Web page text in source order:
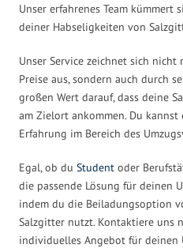
Unser erfahrenes Team kümmert
deiner Habseligkeiten von
Unser Service zeichnet sich
Preise aus, sondern auch durch
großen Wert darauf, dass deine
am Zielort ankommen. Du
Erfahrung im Bereich des
Egal, ob du Student oder
die passende Lösung für deinen
indem du die Beiladungsoption
Salzgitter nutzt. Kontaktiere uns
individuelles Angebot für deinen